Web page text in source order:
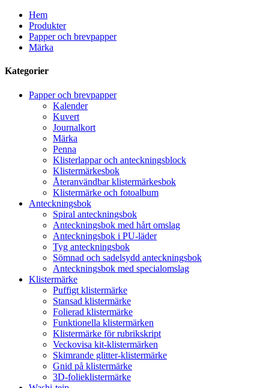
Hem
Produkter
Papper och brevpapper
Märka
Kategorier
Papper och brevpapper
Kalender
Kuvert
Journalkort
Märka
Penna
Klisterlappar och anteckningsblock
Klistermärkesbok
Återanvändbar klistermärkesbok
Klistermärke och fotoalbum
Anteckningsbok
Spiral anteckningsbok
Anteckningsbok med hårt omslag
Anteckningsbok i PU-läder
Tyg anteckningsbok
Sömnad och sadelsydd anteckningsbok
Anteckningsbok med specialomslag
Klistermärke
Puffigt klistermärke
Stansad klistermärke
Folierad klistermärke
Funktionella klistermärken
Klistermärke för rubrikskript
Veckovisa kit-klistermärken
Skimrande glitter-klistermärke
Gnid på klistermärke
3D-folieklistermärke